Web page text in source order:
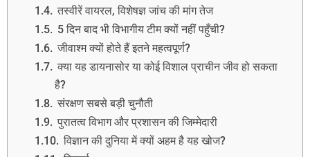
तस्वीरें वायरल, विशेषज्ञ जांच की मांग तेज
5 दिन बाद भी विभागीय टीम क्यों नहीं पहुँची?
जीवाश्म क्यों होते हैं इतने महत्वपूर्ण?
क्या यह डायनासोर या कोई विशाल प्राचीन जीव हो सकता
है?
संरक्षण सबसे बड़ी चुनौती
पुरातत्व विभाग और प्रशासन की जिम्मेदारी
विज्ञान की दुनिया में क्यों अहम है यह खोज?